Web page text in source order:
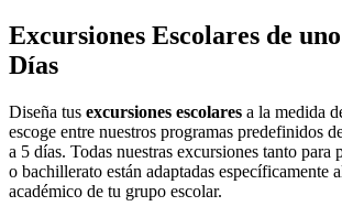
Excursiones Escolares de
Días
Diseña tus excursiones escolares a la medida
escoge entre nuestros programas predefinidos
a 5 días. Todas nuestras excursiones tanto para
o bachillerato están adaptadas específicamente
académico de tu grupo escolar.